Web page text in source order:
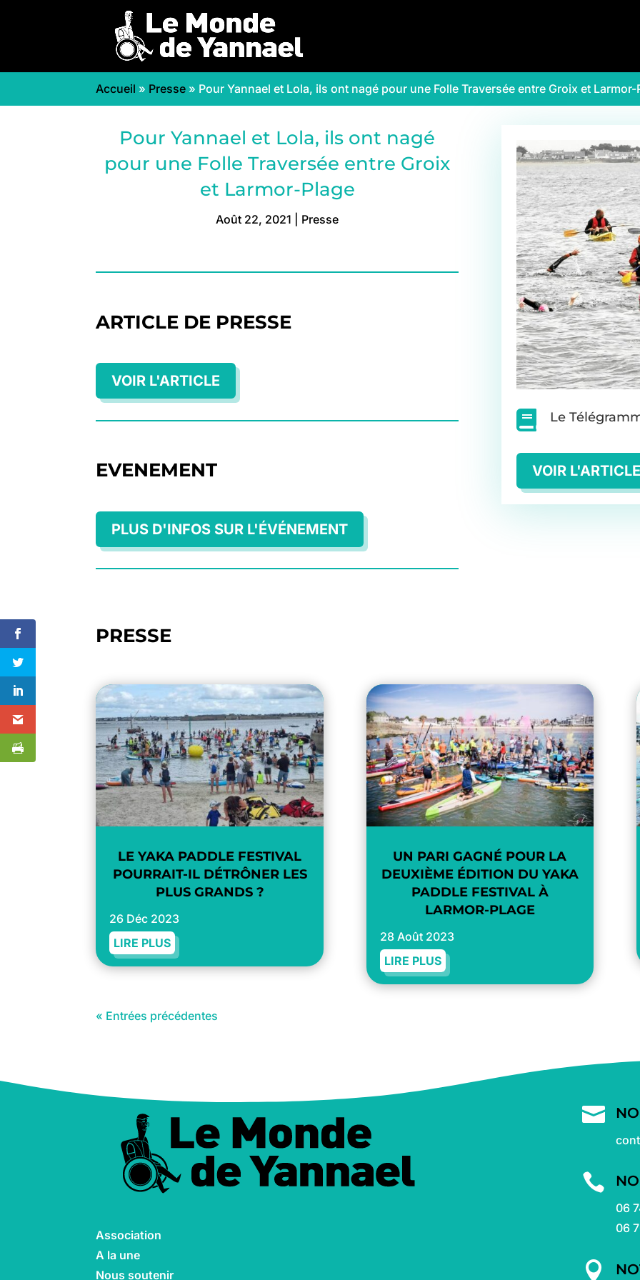
Accueil » Presse » Pour Yannael et Lola, ils ont nagé pour une Folle Traversée entre Groix et Larmor-
Pour Yannael et Lola, ils ont nagé
pour une Folle Traversée entre Groix
et Larmor-Plage
Août 22, 2021 Presse
ARTICLE DE PRESSE
VOIR L'ARTICLE
EVENEMENT
PLUS D'INFOS SUR L'ÉVÉNEMENT
 Le
VOIR
PRESSE
LE YAKA PADDLE FESTIVAL
POURRAIT-IL DÉTRÔNER LES
PLUS GRANDS ?
26 Déc 2023
LIRE PLUS
UN PARI GAGNÉ POUR LA
DEUXIÈME ÉDITION DU YAKA
PADDLE FESTIVAL À
LARMOR-PLAGE
28 Août 2023
LIRE PLUS
« Entrées précédentes
Association
A la une
Nous soutenir


06
06
